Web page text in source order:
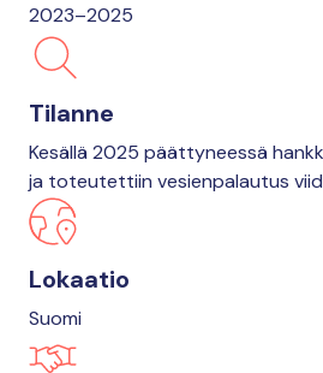
2023–2025
Tilanne
Kesällä 2025 päättyneessä
ja toteutettiin vesienpalautus
Lokaatio
Suomi